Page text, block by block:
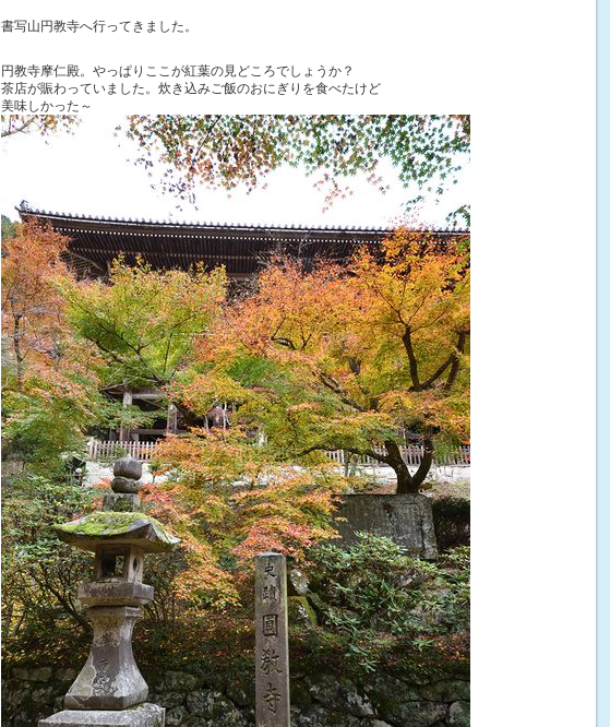
書写山円教寺へ行ってきました。
円教寺摩仁殿。やっぱりここが紅葉の見どころでしょうか？
茶店が賑わっていました。炊き込みご飯のおにぎりを食べたけど
美味しかった～